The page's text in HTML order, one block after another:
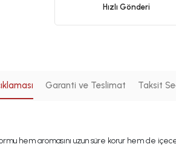
Hızlı Gönderi
Garanti ve Teslimat Taksit
hem aromasını uzun süre korur hem de